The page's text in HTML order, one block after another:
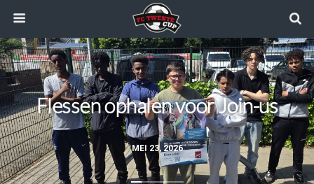
MEI 23, 2026
Flessen ophalen voor Join-us